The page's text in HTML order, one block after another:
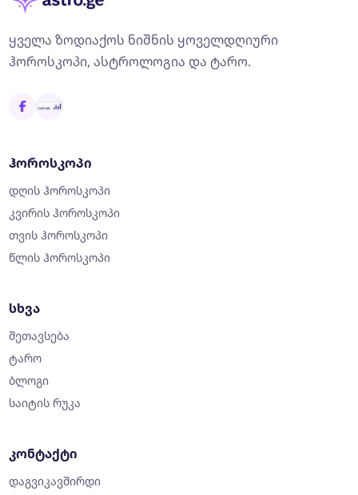
ყველა ზოდიაქოს ნიშნის ყოველდღიური
ჰოროსკოპი, ასტროლოგია და ტარო.
ჰოროსკოპი
დღის ჰოროსკოპი
კვირის ჰოროსკოპი
თვის ჰოროსკოპი
წლის ჰოროსკოპი
სხვა
შეთავსება
ტარო
ბლოგი
საიტის რუკა
კონტაქტი
დაგვიკავშირდი